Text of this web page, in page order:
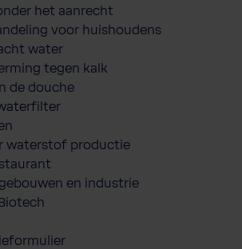
het aanrecht
voor huishoudens
water
tegen kalk
de douche
waterstof productie
en industrie